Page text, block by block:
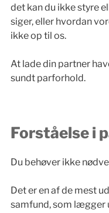
det kan du ikke styre
siger, eller hvordan
ikke op til os.
At lade din partner
sundt parforhold.
Forståelse i
Du behøver ikke
Det er en af de mest
samfund, som lægger